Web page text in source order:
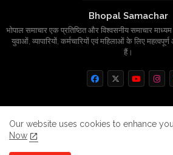
Bhopal Samachar
भोपाल समाचार एक प्रतिष्ठित और विश्वसनीय समाचार माध्यम
युवाओं, व्यापारियों, कर्मचारियों एवं महिलाओं के लिए
हैं।
Home About Contact us
Our website uses cookies to enhance
Now